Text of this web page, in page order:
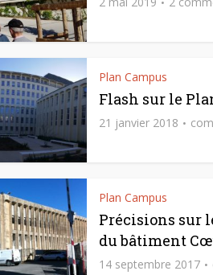
Plan Campus
Flash sur le
21 janvier 2018
Plan Campus
Précisions sur
du bâtiment
14 septembre 2017